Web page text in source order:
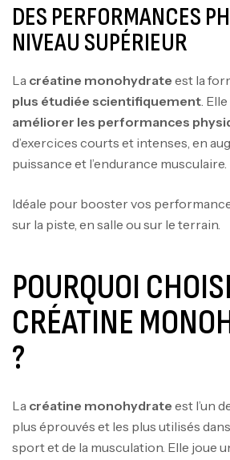
DES PERFORMANCES
NIVEAU SUPÉRIEUR
La créatine monohydrate est la
plus étudiée scientifiquement.
améliorer les performances
d’exercices courts et intenses, en
puissance et l’endurance musculaire.
Idéale pour booster vos
sur la piste, en salle ou sur le terrain.
POURQUOI
CRÉATINE
?
La créatine monohydrate est l’un
plus éprouvés et les plus utilisés
sport et de la musculation. Elle joue